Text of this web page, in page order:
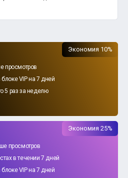
просмотров
VIP на 7 дней
5 раз за неделю
Экономия 10%
просмотров
в течении 7 дней
VIP на 7 дней
Экономия 25%